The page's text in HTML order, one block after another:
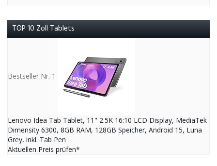
TOP 10 Zoll Tablets
Bestseller Nr. 1
Lenovo Idea Tab Tablet, 11" 2.5K 16:10 LCD Display, MediaTek
Dimensity 6300, 8GB RAM, 128GB Speicher, Android 15, Luna
Grey, inkl. Tab Pen
Aktuellen Preis prüfen*